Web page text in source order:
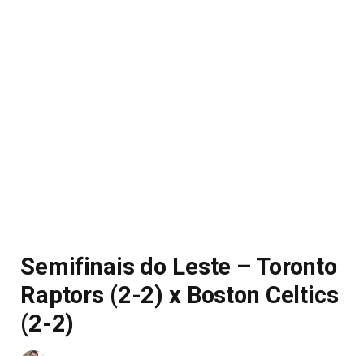
Semifinais do Leste – Toronto
Raptors (2-2) x Boston Celtics
(2-2)